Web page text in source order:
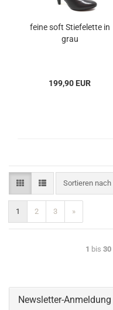
feine soft Stiefelette in
grau
199,90 EUR
Sortieren nach
1 2 3 »
1 bis 30
Newsletter-Anmeldung